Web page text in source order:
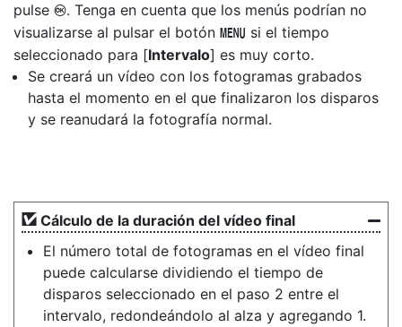
pulse J. Tenga en cuenta que los menús podrían no
visualizarse al pulsar el botón G si el tiempo
seleccionado para [Intervalo] es muy corto.
Se creará un vídeo con los fotogramas grabados
hasta el momento en el que finalizaron los disparos
y se reanudará la fotografía normal.
Cálculo de la duración del vídeo final
El número total de fotogramas en el vídeo final
puede calcularse dividiendo el tiempo de
disparos seleccionado en el paso 2 entre el
intervalo, redondeándolo al alza y agregando 1.